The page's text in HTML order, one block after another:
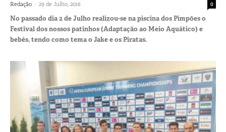
Redação - 29 de Julho, 2016 0
No passado dia 2 de Julho realizou-se na piscina dos Pimpões o
Festival dos nossos patinhos (Adaptação ao Meio Aquático) e
bebés, tendo como tema o Jake e os Piratas.